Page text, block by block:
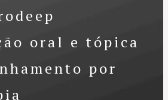
oral e tópica
por